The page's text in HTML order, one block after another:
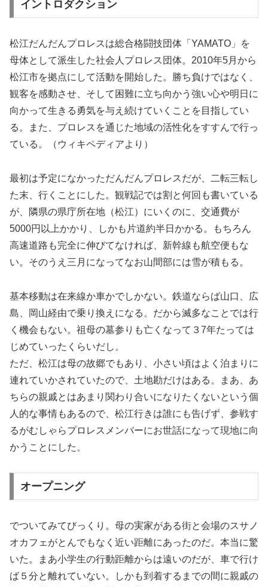
イントロダクション
松江だんだんプロレスは総合格闘技団体「YAMATO」を
母体として派生した社会人プロレス団体。2010年5月から
松江市を拠点にして活動を開始した。勝ち負けではなく、
観客を感動させ、そして困難に立ち向かう強い心や明日に
向かって生きる勇気を与え続けていくことを目指してい
る。また、プロレスを通じた地域の活性化をすすんで行っ
ている。（ウィキペディアより）
最初は予定になかっただんだんプロレスだが、二転三転し
た末、行くことにした。観戦記では割と何回も書いている
が、隣県の県庁所在地（松江）にいくのに、交通費が
5000円以上かかり、しかも片道約半日かかる。もちろん
高速道路も完全に伸びてなければ、新幹線も航空便もな
い。そのうえ三月になってなお山間部には雪が積もる。
基本移動は在来線か車かでしかない。鉄道ならば山口、広
島、岡山経由で乗り換えになる。だから滅多なことでは行
く機会もない。祖母の墓参りも亡くなって３7年たっては
じめていったくらいだし。
ただ、松江は母の故郷でもあり、小さい頃はよく泊まりに
連れていかされていたので、土地勘だけはある。まあ、あ
ちらの親戚とはあまり関わり合いになりたくないという個
人的な事情もあるので、松江行きは誰にも告げず、参戦す
るがむしゃらプロレスメンバーにお世話になって現地に向
かうことにした。
オープニング
でついてみてびっくり。母の実家がある街と会場のスサノ
オカフェがとんでもなく近い距離にあったのだ。本当に驚
いた。まあ小学生の行動距離からは遠いのだが、車で行け
ば５分と離れていない。しかも到着するまでの間に親戚の